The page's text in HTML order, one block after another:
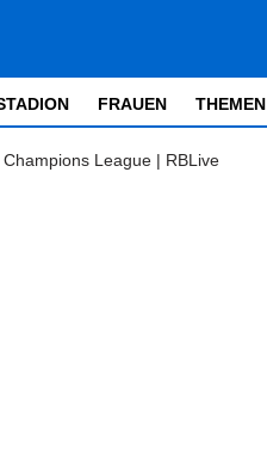
FRAUEN THEMEN
League | RBLive